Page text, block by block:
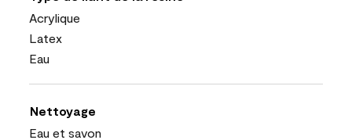
Acrylique
Latex
Eau
Nettoyage
Eau et savon